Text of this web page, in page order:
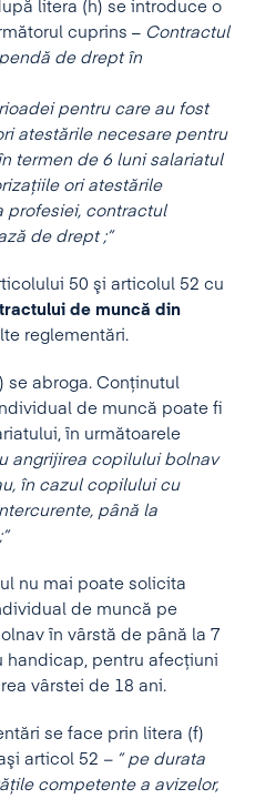
litera (h) se introduce o
cuprins – Contractul
de drept în
pentru care au fost
atestările necesare pentru
termen de 6 luni salariatul
ori atestările
profesiei, contractul
de drept ;”
50 şi articolul 52 cu
de muncă din
reglementări.
se abroga. Conţinutul
de muncă poate fi
în următoarele
angrijirea copilului bolnav
în cazul copilului cu
până la
nu mai poate solicita
de muncă pe
în vârstă de până la 7
handicap, pentru afecţiuni
vârstei de 18 ani.
se face prin litera (f)
articol 52 – ” pe durata
competente a avizelor,